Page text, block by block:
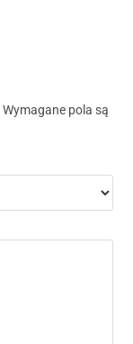
Wymagane pola są